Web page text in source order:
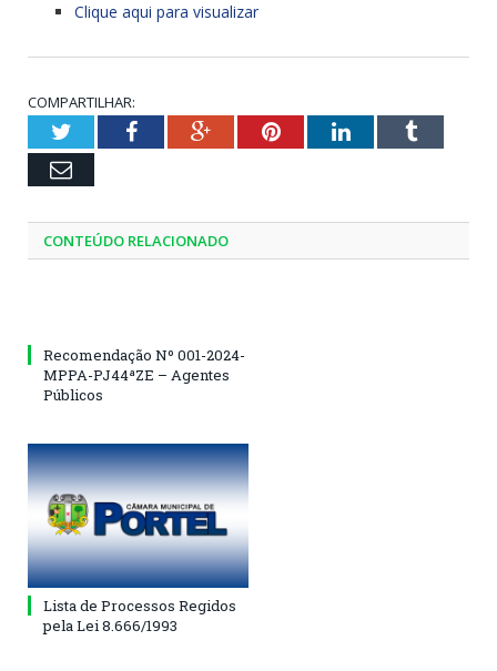
Clique aqui para visualizar
COMPARTILHAR:
TwitterFacebookGoogle+PinterestLinkedInTumblr
Email
CONTEÚDO RELACIONADO
Recomendação Nº 001-2024-
MPPA-PJ44ªZE – Agentes
Públicos
Lista de Processos Regidos
pela Lei 8.666/1993